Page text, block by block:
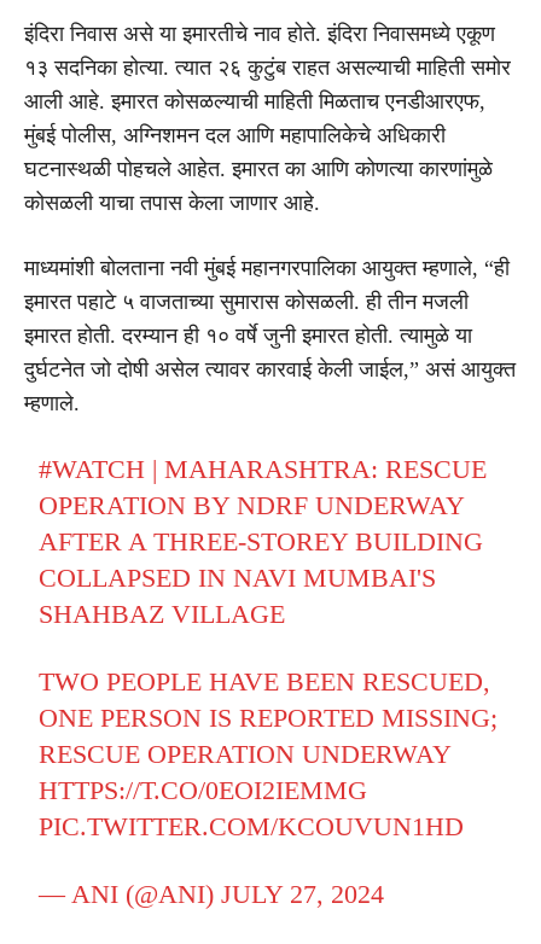
इंदिरा निवास असे या इमारतीचे नाव होते. इंदिरा निवासमध्ये एकूण
१३ सदनिका होत्या. त्यात २६ कुटुंब राहत असल्याची माहिती समोर
आली आहे. इमारत कोसळल्याची माहिती मिळताच एनडीआरएफ,
मुंबई पोलीस, अग्निशमन दल आणि महापालिकेचे अधिकारी
घटनास्थळी पोहचले आहेत. इमारत का आणि कोणत्या कारणांमुळे
कोसळली याचा तपास केला जाणार आहे.
माध्यमांशी बोलताना नवी मुंबई महानगरपालिका आयुक्त म्हणाले, “ही
इमारत पहाटे ५ वाजताच्या सुमारास कोसळली. ही तीन मजली
इमारत होती. दरम्यान ही १० वर्षे जुनी इमारत होती. त्यामुळे या
दुर्घटनेत जो दोषी असेल त्यावर कारवाई केली जाईल,” असं आयुक्त
म्हणाले.
#WATCH | MAHARASHTRA: RESCUE
OPERATION BY NDRF UNDERWAY
AFTER A THREE-STOREY BUILDING
COLLAPSED IN NAVI MUMBAI'S
SHAHBAZ VILLAGE
TWO PEOPLE HAVE BEEN RESCUED,
ONE PERSON IS REPORTED MISSING;
RESCUE OPERATION UNDERWAY
HTTPS://T.CO/0EOI2IEMMG
PIC.TWITTER.COM/KCOUVUN1HD
— ANI (@ANI)JULY 27, 2024